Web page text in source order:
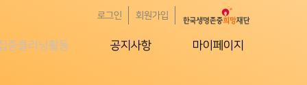
로그인 회원가입
중클리닝활동 공지사항 마이페이지